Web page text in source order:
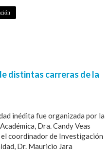
distintas carreras de la
inédita fue organizada por la
Dra. Candy Veas
el coordinador de Investigación
Dr. Mauricio Jara